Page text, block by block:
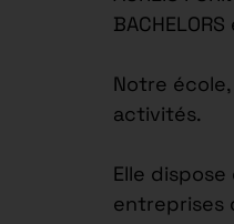
Notre
activités.
Elle
entreprises